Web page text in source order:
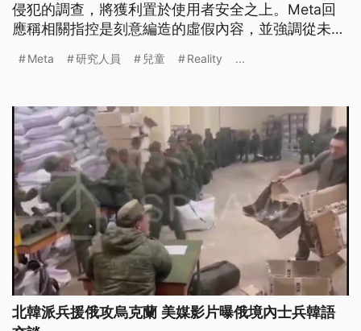
侵犯的調查，將獲利置於使用者安全之上。Meta回
應稱相關指控是刻意編造的虛假內容，並強調從未禁
Meta 研究人員 兒童 Reality ...
北韓派兵援俄攻烏克蘭 美媒影片曝俄境內士兵韓語